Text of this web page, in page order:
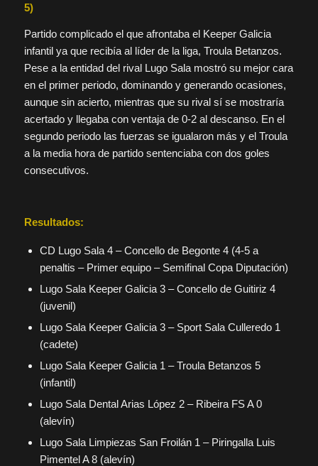
5)
Partido complicado el que afrontaba el Keeper Galicia
infantil ya que recibía al líder de la liga, Troula Betanzos.
Pese a la entidad del rival Lugo Sala mostró su mejor cara
en el primer periodo, dominando y generando ocasiones,
aunque sin acierto, mientras que su rival sí se mostraría
acertado y llegaba con ventaja de 0-2 al descanso. En el
segundo periodo las fuerzas se igualaron más y el Troula
a la media hora de partido sentenciaba con dos goles
consecutivos.
Resultados:
CD Lugo Sala 4 – Concello de Begonte 4 (4-5 a
penaltis – Primer equipo – Semifinal Copa Diputación)
Lugo Sala Keeper Galicia 3 – Concello de Guitiriz 4
(juvenil)
Lugo Sala Keeper Galicia 3 – Sport Sala Culleredo 1
(cadete)
Lugo Sala Keeper Galicia 1 – Troula Betanzos 5
(infantil)
Lugo Sala Dental Arias López 2 – Ribeira FS A 0
(alevín)
Lugo Sala Limpiezas San Froilán 1 – Piringalla Luis
Pimentel A 8 (alevín)